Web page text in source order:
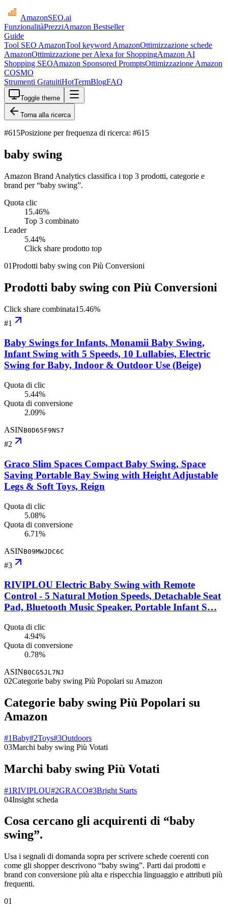
AmazonSEO.ai
FunzionalitàPrezziAmazon Bestseller
Guide
Tool SEO AmazonTool keyword AmazonOttimizzazione schede
AmazonOttimizzazione per Alexa for ShoppingAmazon AI
Shopping SEOAmazon Sponsored PromptsOttimizzazione Amazon
COSMO
Strumenti GratuitiHotTermBlogFAQ
Toggle theme
Torna alla ricerca
#615Posizione per frequenza di ricerca: #615
baby swing
Amazon Brand Analytics classifica i top 3 prodotti, categorie e
brand per “baby swing”.
Quota clic
15.46%
Top 3 combinato
Leader
5.44%
Click share prodotto top
01Prodotti baby swing con Più Conversioni
Prodotti baby swing con Più Conversioni
Click share combinata15.46%
#1
Baby Swings for Infants, Monamii Baby Swing,
Infant Swing with 5 Speeds, 10 Lullabies, Electric
Swing for Baby, Indoor & Outdoor Use (Beige)
Quota di clic
5.44%
Quota di conversione
2.09%
ASINB0D65F9NS7
#2
Graco Slim Spaces Compact Baby Swing, Space
Saving Portable Bay Swing with Height Adjustable
Legs & Soft Toys, Reign
Quota di clic
5.08%
Quota di conversione
6.71%
ASINB09MWJDC6C
#3
RIVIPLOU Electric Baby Swing with Remote
Control - 5 Natural Motion Speeds, Detachable Seat
Pad, Bluetooth Music Speaker, Portable Infant S…
Quota di clic
4.94%
Quota di conversione
0.78%
ASINB0CG5JL7NJ
02Categorie baby swing Più Popolari su Amazon
Categorie baby swing Più Popolari su
Amazon
#1Baby#2Toys#3Outdoors
03Marchi baby swing Più Votati
Marchi baby swing Più Votati
#1RIVIPLOU#2GRACO#3Bright Starts
04Insight scheda
Cosa cercano gli acquirenti di “baby
swing”.
Usa i segnali di domanda sopra per scrivere schede coerenti con
come gli shopper descrivono “baby swing”. Parti dai prodotti e
brand con conversione più alta e rispecchia linguaggio e attributi più
frequenti.
01